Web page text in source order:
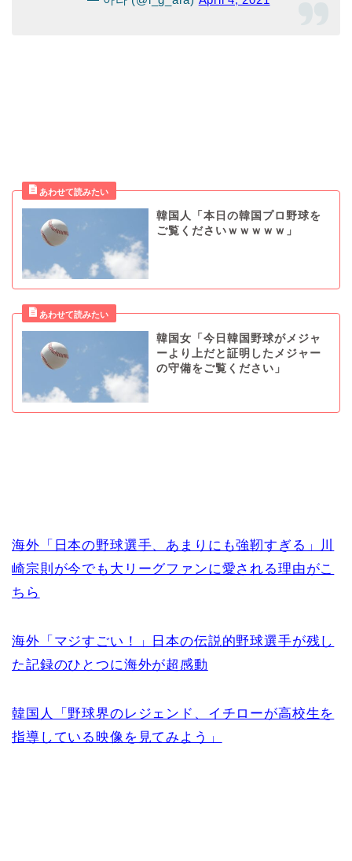
韓国人「本日の韓国プロ野球を
ご覧くださいｗｗｗｗｗ」
韓国女「今日韓国野球がメジャ
ーより上だと証明したメジャー
の守備をご覧ください」
海外「日本の野球選手、あまりにも強靭すぎる」川
崎宗則が今でも大リーグファンに愛される理由がこ
ちら
海外「マジすごい！」日本の伝説的野球選手が残し
た記録のひとつに海外が超感動
韓国人「野球界のレジェンド、イチローが高校生を
指導している映像を見てみよう」